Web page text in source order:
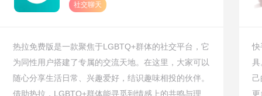
社交聊天
热拉免费版是一款聚焦于LGBTQ+群体的社交平台，它
为同性用户搭建了专属的交流天地。在这里，大家可以
随心分享生活日常、兴趣爱好，结识趣味相投的伙伴。
借助热拉，LGBTQ+群体能寻觅到情感上的共鸣与理
快
具
己